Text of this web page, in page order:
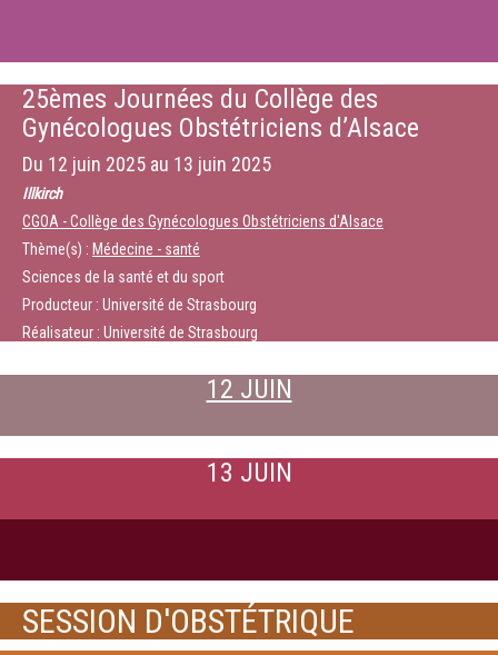
25èmes Journées du Collège des
Gynécologues Obstétriciens d’Alsace
Du 12 juin 2025 au 13 juin 2025
Illkirch
CGOA - Collège des Gynécologues Obstétriciens d'Alsace
Thème(s) : Médecine - santé
Sciences de la santé et du sport
Producteur : Université de Strasbourg
Réalisateur : Université de Strasbourg
12 JUIN
13 JUIN
SESSION D'OBSTÉTRIQUE